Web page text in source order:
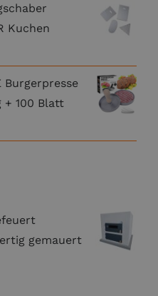
Kuchen
Burgerpresse
100 Blatt
gemauert